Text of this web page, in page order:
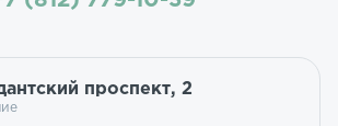
проспект, 2